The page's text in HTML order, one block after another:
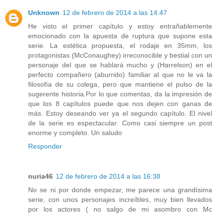
Unknown 12 de febrero de 2014 a las 14:47
He visto el primer capítulo y estoy entrañablemente
emocionado con la apuesta de ruptura que supone esta
serie. La estética propuesta, el rodaje en 35mm, los
protagonistas (McConaughey) irreconocible y bestial con un
personaje del que se hablará mucho y (Harrelson) en el
perfecto compañero (aburrido) familiar al que no le va la
filosofía de su colega, pero que mantiene el pulso de la
sugerente historia.Por lo que comentas, da la impresión de
que los 8 capítulos puede que nos dejen con ganas de
más. Estoy deseando ver ya el segundo capítulo. El nivel
de la serie es espectacular. Como casi siempre un post
enorme y completo. Un saludo
Responder
nuria46 12 de febrero de 2014 a las 16:38
No se ni por donde empezar, me parece una grandísima
serie, con unos personajes increíbles, muy bien llevados
por los actores ( no salgo de mi asombro con Mc